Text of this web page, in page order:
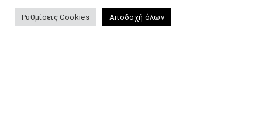
Ρυθμίσεις Cookies Αποδοχή όλων